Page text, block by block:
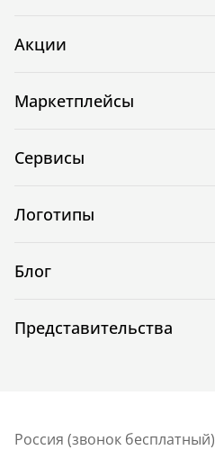
Акции
Маркетплейсы
Сервисы
Логотипы
Блог
Представительства
Россия (звонок бесплатный)